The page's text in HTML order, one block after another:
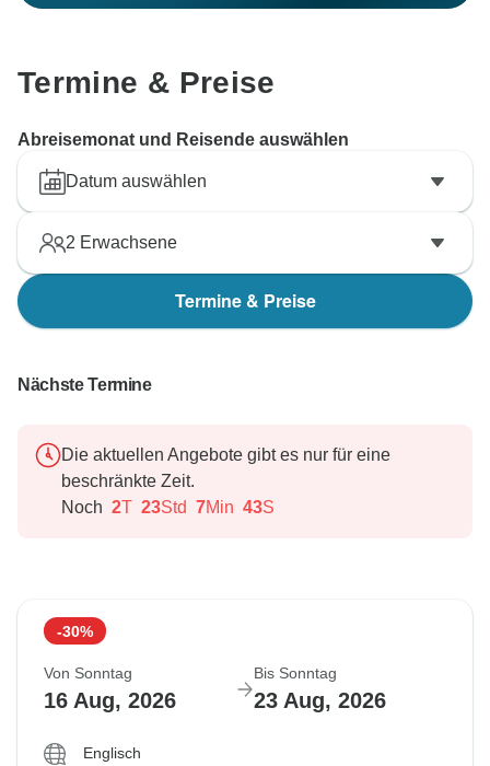
Termine & Preise
Abreisemonat und Reisende auswählen
Datum auswählen
2 Erwachsene
Termine & Preise
Nächste Termine
Die aktuellen Angebote gibt es nur für eine
beschränkte Zeit.
Noch 2T 23Std 7Min 41S
-30%
Von Sonntag
16 Aug, 2026
Bis Sonntag
23 Aug, 2026
Englisch